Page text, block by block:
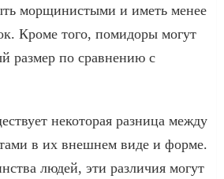
морщинистыми и иметь менее
Кроме того, помидоры могут
размер по сравнению с
некоторая разница между
в их внешнем виде и форме.
людей, эти различия могут